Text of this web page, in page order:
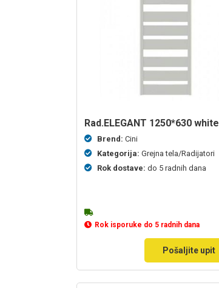
rad.ELEGANT 1250*630 white
Brend: Cini
Kategorija: Grejna tela/Radijatori
Rok dostave: do 5 radnih dana
Rok isporuke do 5 radnih dana
Pošaljite upit